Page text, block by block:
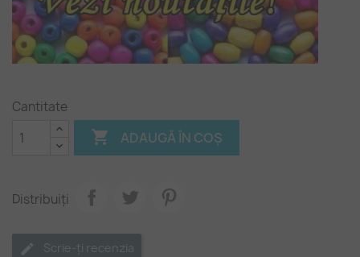
Cantitate
 ADAUGĂ ÎN COȘ
Distribuiți
Scrie-ți recenzia